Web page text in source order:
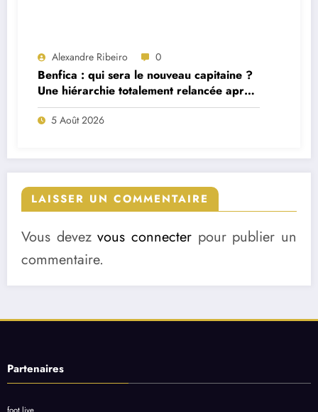
Alexandre Ribeiro 0
Benfica : qui sera le nouveau capitaine ?
Une hiérarchie totalement relancée après
deux départs majeurs
5 Août 2026
LAISSER UN COMMENTAIRE
Vous devezvous connecter pour publier un
commentaire.
Partenaires